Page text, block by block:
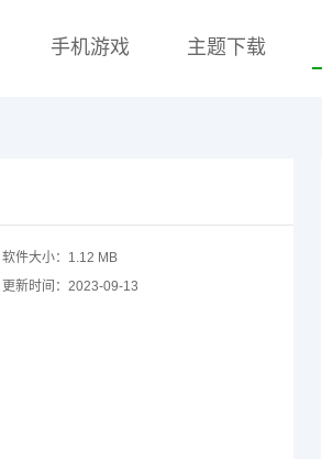
手机游戏 主题下载
软件大小： 1.12 MB
更新时间： 2023-09-13